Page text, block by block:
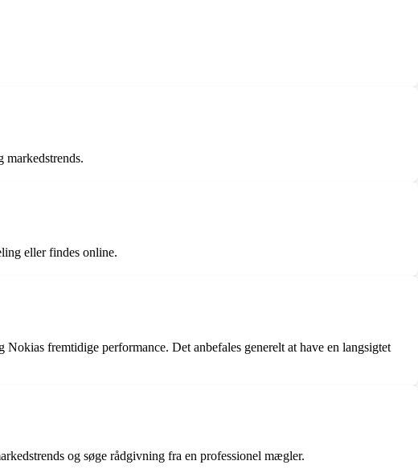
eller findes online.
fremtidige performance. Det anbefales generelt at have en langsigtet
og søge rådgivning fra en professionel mægler.